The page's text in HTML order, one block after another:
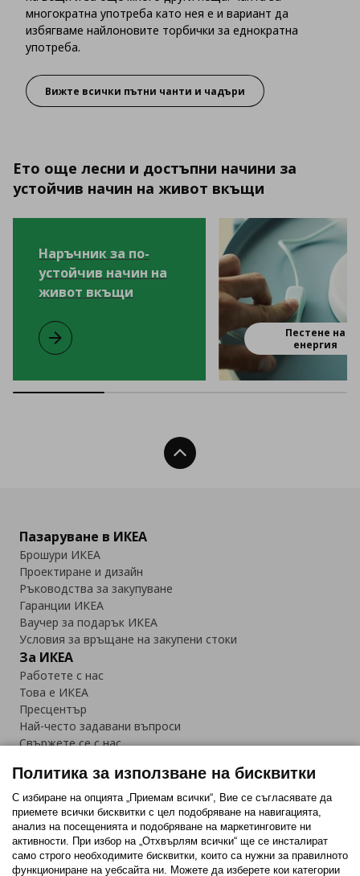
многократна употреба като нея е и вариант да
избягваме найлоновите торбички за еднократна
употреба.
Чантата FRAKTA – ваша за цял живот
Вижте всички пътни чанти и чадъри
Ето още лесни и достъпни начини за
устойчив начин на живот вкъщи
Наръчник за по-
устойчив начин на
живот вкъщи
Наръчник за по-устойчив начин на живот вкъщи
Пестене на
енергия
Нагоре
Пазаруване в ИКЕА
Брошури ИКЕА
Проектиране и дизайн
Ръководства за закупуване
Гаранции ИКЕА
Ваучер за подарък ИКЕА
Условия за връщане на закупени стоки
За ИКЕА
Работете с нас
Това е ИКЕА
Пресцентър
Най-често задавани въпроси
Свържете се с нас
Последвайте ни:
Политика за използване на бисквитки
С избиране на опцията „Приемам всички“, Вие се съгласявате да
приемете всички бисквитки с цел подобряване на навигацията,
анализ на посещенията и подобряване на маркетинговите ни
активности. При избор на „Отхвърлям всички“ ще се инсталират
само строго необходимитe бисквитки, които са нужни за правилното
функциониране на уебсайта ни. Можете да изберете кои категории